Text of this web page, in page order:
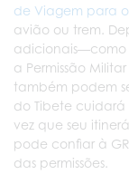
de Viagem para o
avião ou trem.
adicionais—como
a Permissão
também podem
do Tibete cuidará
vez que seu
pode confiar à
das permissões.